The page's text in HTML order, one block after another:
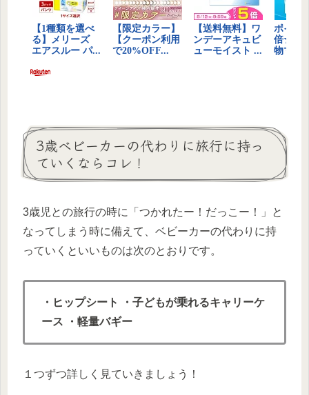
3歳ベビーカーの代わりに旅行に持っ
ていくならコレ！
3歳児との旅行の時に「つかれたー！だっこー！」と
なってしまう時に備えて、ベビーカーの代わりに持
っていくといいものは次のとおりです。
・ヒップシート
・子どもが乗れるキャリーケ
ース
・軽量バギー
１つずつ詳しく見ていきましょう！